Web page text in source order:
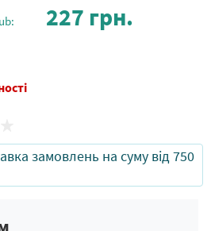
227 грн.
замовлень на суму від 750